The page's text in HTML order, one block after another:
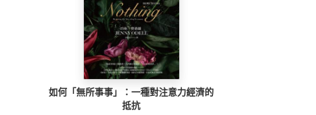
如何「無所事事」：一種對注意力經濟的
抵抗